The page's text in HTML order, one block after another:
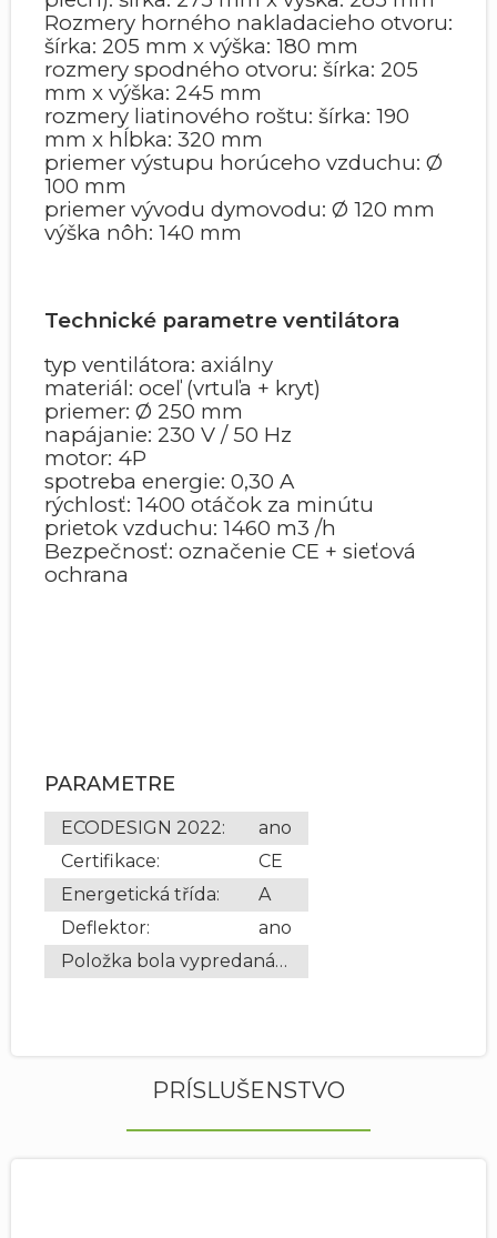
Rozmery horného nakladacieho otvoru:
šírka: 205 mm x výška: 180 mm
rozmery spodného otvoru: šírka: 205
mm x výška: 245 mm
rozmery liatinového roštu: šírka: 190
mm x hĺbka: 320 mm
priemer výstupu horúceho vzduchu: Ø
100 mm
priemer vývodu dymovodu: Ø 120 mm
výška nôh: 140 mm
Technické parametre ventilátora
typ ventilátora: axiálny
materiál: oceľ (vrtuľa + kryt)
priemer: Ø 250 mm
napájanie: 230 V / 50 Hz
motor: 4P
spotreba energie: 0,30 A
rýchlosť: 1400 otáčok za minútu
prietok vzduchu: 1460 m3 /h
Bezpečnosť: označenie CE + sieťová
ochrana
PARAMETRE
ECODESIGN 2022:
ano
Certifikace:
CE
Energetická třída:
A
Deflektor:
ano
Položka bola vypredaná…
PRÍSLUŠENSTVO